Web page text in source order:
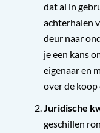
dat al in
achterhalen
deur naar
je een kans
eigenaar en
over de koop
Juridische
geschillen